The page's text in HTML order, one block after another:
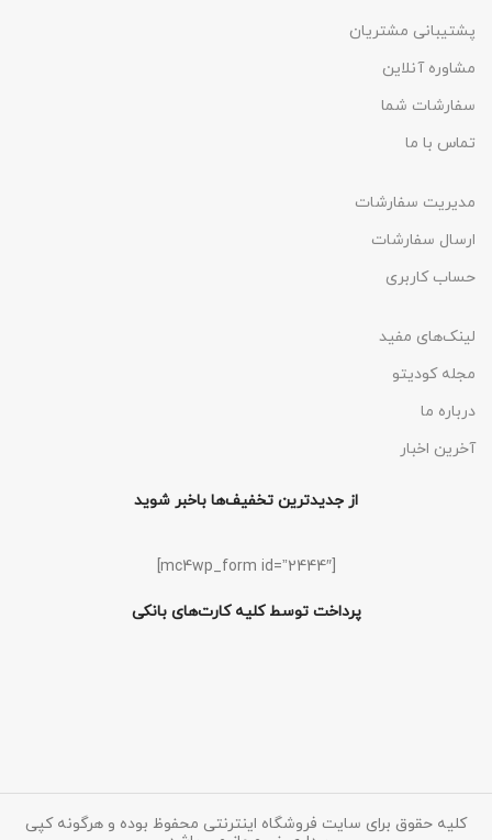
پشتیبانی مشتریان
مشاوره آنلاین
سفارشات شما
تماس با ما
مدیریت سفارشات
ارسال سفارشات
حساب کاربری
لینک‌های مفید
مجله کودیتو
درباره ما
آخرین اخبار
از جدیدترین تخفیف‌ها باخبر شوید
[mc4wp_form id=”2444″]
پرداخت توسط کلیه کارت‌های بانکی
کلیه حقوق برای سایت فروشگاه اینترنتی محفوظ بوده و هرگونه کپی